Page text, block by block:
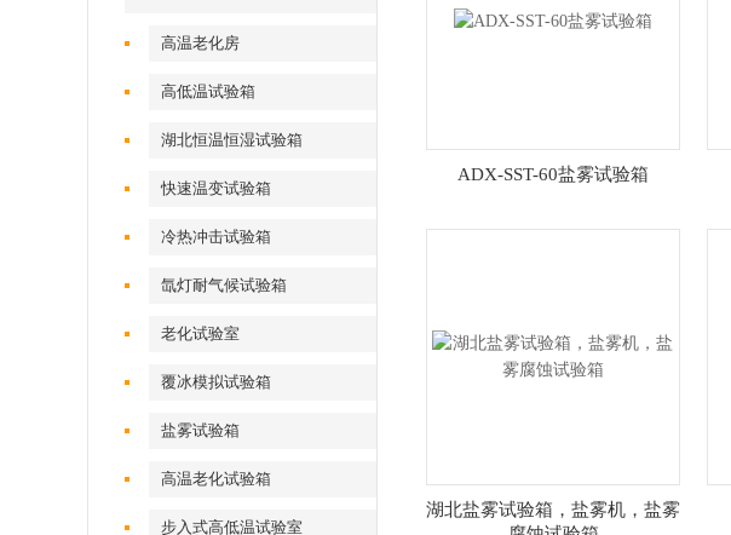
高温老化房
高低温试验箱
湖北恒温恒湿试验箱
快速温变试验箱
冷热冲击试验箱
氙灯耐气候试验箱
老化试验室
覆冰模拟试验箱
盐雾试验箱
高温老化试验箱
步入式高低温试验室
ADX-SST-60盐雾试验箱
湖北盐雾试验箱，盐雾机，盐雾